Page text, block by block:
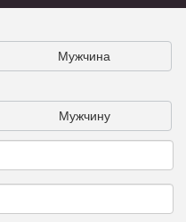
Мужчина
Мужчину